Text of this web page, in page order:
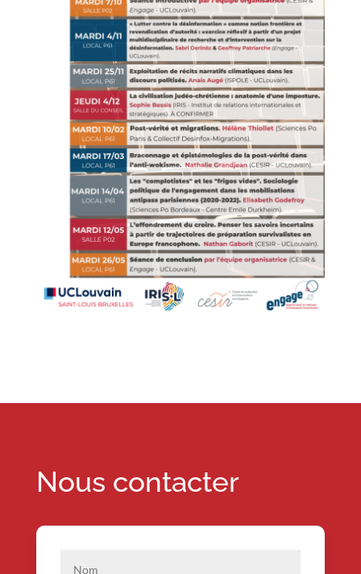
Nous contacter